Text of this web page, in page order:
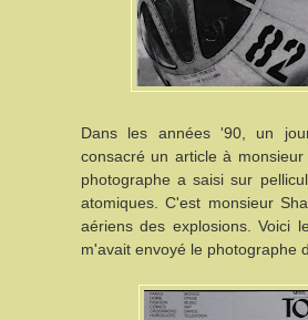
Dans les années '90, un
consacré un article à
photographe a saisi sur
atomiques. C'est monsieur
aériens des explosions. Voici
m'avait envoyé le photographe